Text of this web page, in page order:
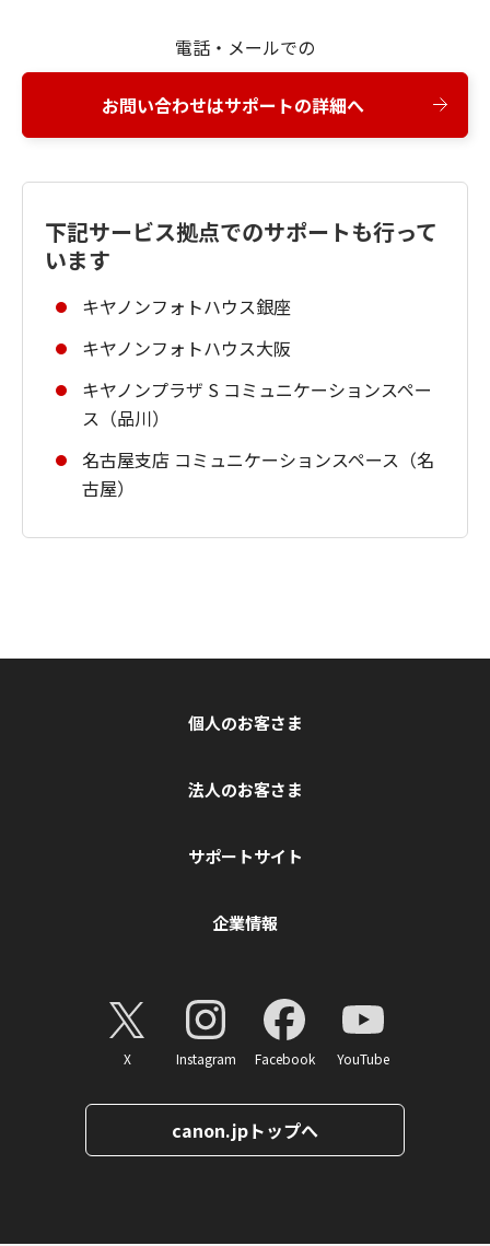
電話・メールでの
お問い合わせはサポートの詳細へ
下記サービス拠点でのサポートも行って
います
キヤノンフォトハウス銀座
キヤノンフォトハウス大阪
キヤノンプラザ S コミュニケーションスペー
ス（品川）
名古屋支店 コミュニケーションスペース（名
古屋）
個人のお客さま
法人のお客さま
サポートサイト
企業情報
X Instagram Facebook YouTube
canon.jpトップへ